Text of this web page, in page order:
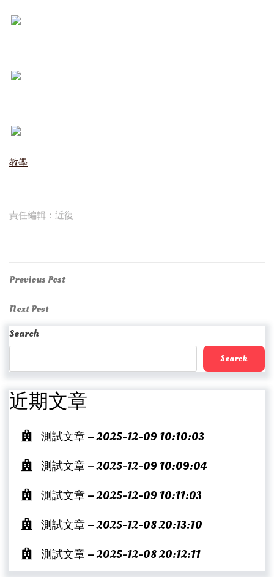
教學
責任編輯：近復
Post
navigation
Previous
Previous Post
Next
Post
Next Post
Search
Search
近期文章
測試文章 – 2025-12-09 10:10:03
測試文章 – 2025-12-09 10:09:04
測試文章 – 2025-12-09 10:11:03
測試文章 – 2025-12-08 20:13:10
測試文章 – 2025-12-08 20:12:11